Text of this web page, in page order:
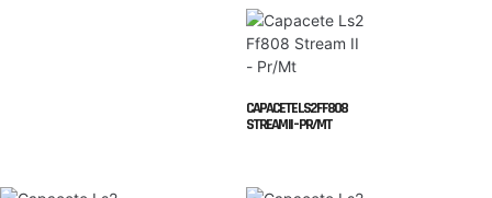
CAPACETE LS2 FF808
STREAM II – PR/MT